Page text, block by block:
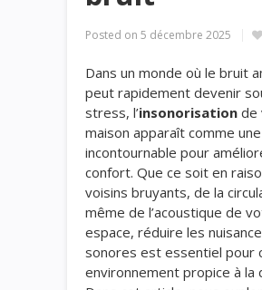
Posted on 5 décembre 2025
Dans un monde où le bruit
peut rapidement devenir
stress, l’insonorisation de
maison apparaît comme
incontournable pour
confort. Que ce soit en
voisins bruyants, de la
même de l’acoustique de
espace, réduire les
sonores est essentiel pour
environnement propice à la